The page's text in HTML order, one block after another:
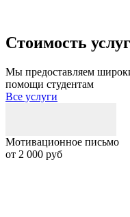
Стоимость услуг
Мы предоставляем
помощи студентам
Все услуги
Мотивационное письмо
от 2 000 руб